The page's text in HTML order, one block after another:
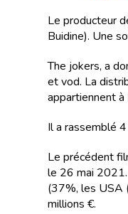
Le producteur
Buidine). Une
The jokers, a
et vod. La
appartiennent à
Il a rassemblé
Le précédent
le 26 mai 2021.
(37%, les USA
millions €.